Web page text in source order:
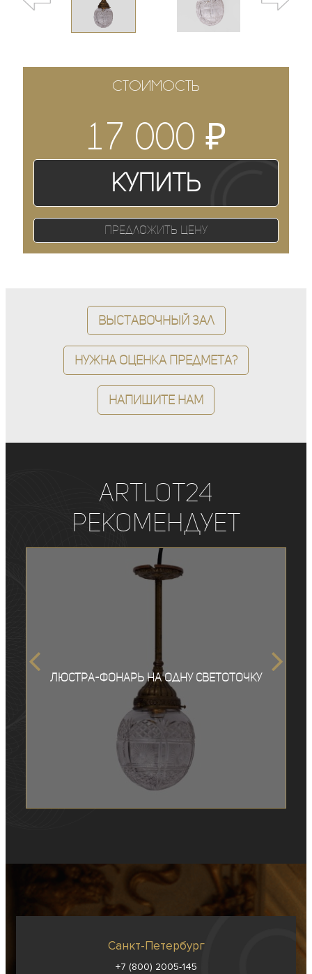
СТОИМОСТЬ
17 000₽
Купить
Предложить цену
Выставочный зал
Нужна оценка предмета?
Напишите нам
ArtLot24
рекомендует
Люстра-фонарь на одну светоточку
Санкт-Петербург
+7 (800) 2005-145